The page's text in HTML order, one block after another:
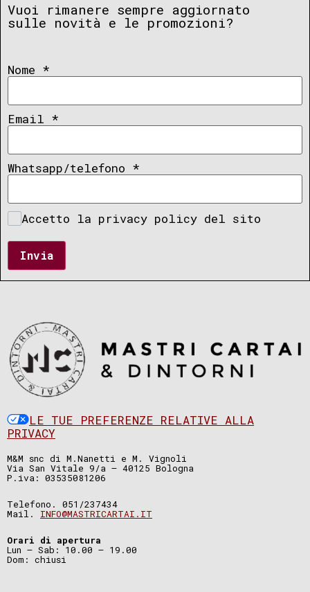
Vuoi rimanere sempre aggiornato
sulle novità e le promozioni?
Nome *
Email *
Whatsapp/telefono *
Accetto la privacy policy del sito
Invia
LE TUE PREFERENZE RELATIVE ALLA
PRIVACY
M&M snc di M.Nanetti e M. Vignoli
Via San Vitale 9/a – 40125 Bologna
P.iva: 03535081206
Telefono. 051/237434
Mail. INFO@MASTRICARTAI.IT
Orari di apertura
Lun – Sab: 10.00 – 19.00
Dom: chiusi